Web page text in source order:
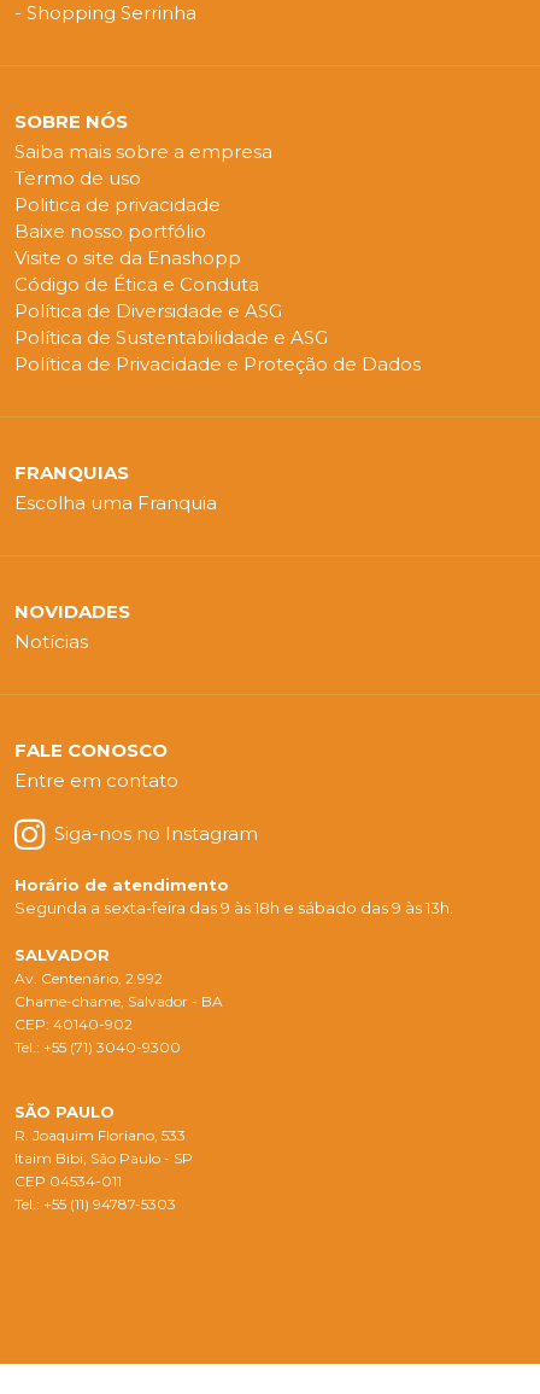
- Shopping Serrinha
SOBRE NÓS
Saiba mais sobre a empresa
Termo de uso
Politica de privacidade
Baixe nosso portfólio
Visite o site da Enashopp
Código de Ética e Conduta
Política de Diversidade e ASG
Política de Sustentabilidade e ASG
Política de Privacidade e Proteção de Dados
FRANQUIAS
Escolha uma Franquia
NOVIDADES
Notícias
FALE CONOSCO
Entre em contato
Siga-nos no Instagram
Horário de atendimento
Segunda a sexta-feira das 9 às 18h e sábado das 9 às 13h.
SALVADOR
Av. Centenário, 2.992
Chame-chame, Salvador - BA
CEP: 40140-902
Tel.: +55 (71) 3040-9300
SÃO PAULO
R. Joaquim Floriano, 533
Itaim Bibi, São Paulo - SP
CEP 04534-011
Tel.: +55 (11) 94787-5303